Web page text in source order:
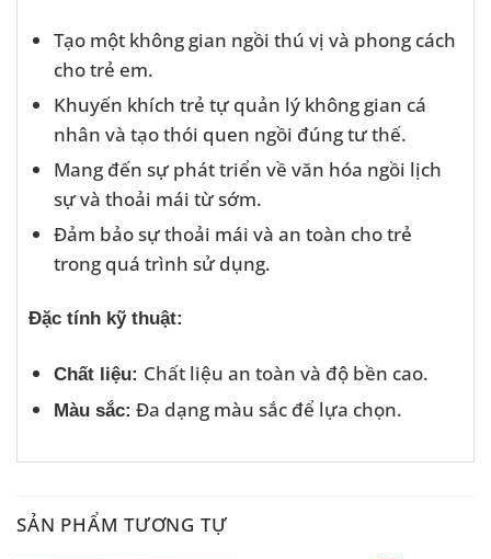
Tạo một không gian ngồi thú vị và phong cách
cho trẻ em.
Khuyến khích trẻ tự quản lý không gian cá
nhân và tạo thói quen ngồi đúng tư thế.
Mang đến sự phát triển về văn hóa ngồi lịch
sự và thoải mái từ sớm.
Đảm bảo sự thoải mái và an toàn cho trẻ
trong quá trình sử dụng.
Đặc tính kỹ thuật:
Chất liệu: Chất liệu an toàn và độ bền cao.
Màu sắc: Đa dạng màu sắc để lựa chọn.
SẢN PHẨM TƯƠNG TỰ